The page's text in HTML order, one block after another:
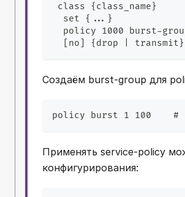
class {class_name}
set {...}
policy 1000 burst-
[no] {drop |
Создаём burst-group для
policy burst 1 100    #
Применять service-policy
конфигурирования: